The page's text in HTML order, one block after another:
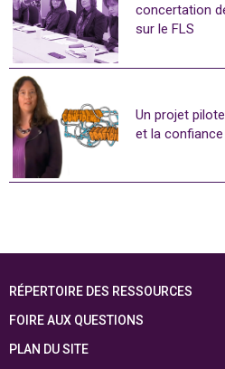
concertation
sur le FLS
Un projet
et la
RÉPERTOIRE DES RESSOURCES
FOIRE AUX QUESTIONS
PLAN DU SITE